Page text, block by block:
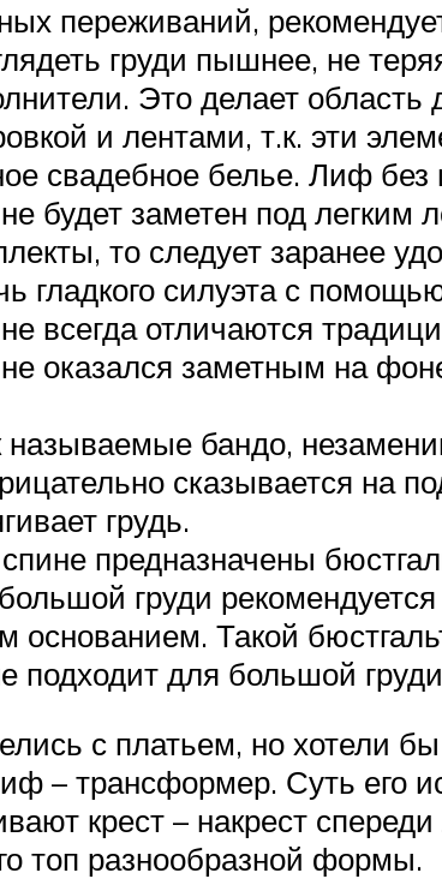
переживаний,
груди пышнее, не
Это делает область
и лентами, т.к. эти
свадебное белье. Лиф
будет заметен под
то следует заранее
гладкого силуэта с
всегда отличаются
оказался заметным на
называемые бандо,
сказывается на
грудь.
предназначены
груди
Такой
подходит для большой
с платьем, но хотели
– трансформер. Суть его
крест – накрест
топ разнообразной формы.